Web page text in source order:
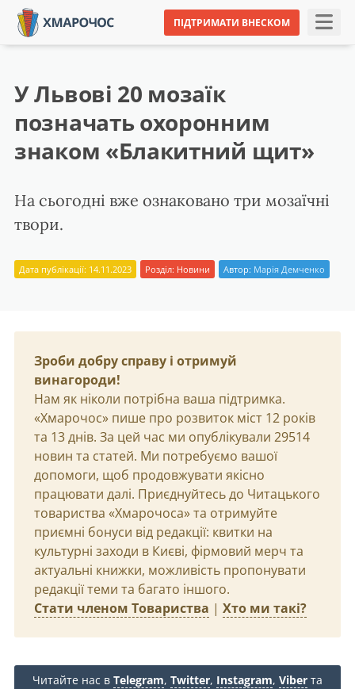
ПІДТРИМАТИ ВНЕСКОМ
У Львові 20 мозаїк
позначать охоронним
знаком «Блакитний щит»
На сьогодні вже ознаковано три мозаїчні
твори.
Дата публікації: 14.11.2023 Розділ: Новини Автор: Марія Демченко
Зроби добру справу і отримуй
винагороди!
Нам як ніколи потрібна ваша підтримка.
«Хмарочос» пише про розвиток міст 12 років
та 13 днів. За цей час ми опублікували 29514
новин та статей. Ми потребуємо вашої
допомоги, щоб продовжувати якісно
працювати далі. Приєднуйтесь до Читацького
товариства «Хмарочоса» та отримуйте
приємні бонуси від редакції: квитки на
культурні заходи в Києві, фірмовий мерч та
актуальні книжки, можливість пропонувати
редакції теми та багато іншого.
Стати членом Товариства | Хто ми такі?
Читайте нас в Telegram, Twitter, Instagram, Viber та